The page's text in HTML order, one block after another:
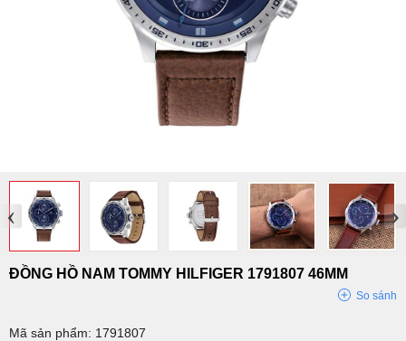
‹ ›
ĐỒNG HỒ NAM TOMMY HILFIGER 1791807 46MM
So sánh
Mã sản phẩm: 1791807